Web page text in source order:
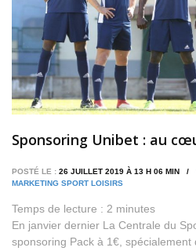
Sponsoring Unibet : au
POSTÉ LE : 26 JUILLET 2019 À 13 H 06 MIN /
MARKETING SPORT LOISIRS
Temps de lecture : 2 minutes
En janvier dernier La Centrale du
sponsoring Pack à 1€, spécialement